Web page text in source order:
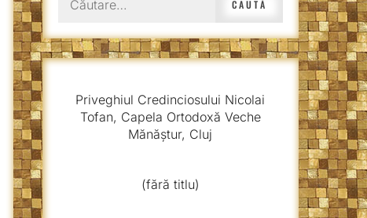
după:
Priveghiul Credinciosului Nicolai
Tofan, Capela Ortodoxă Veche
Mănăștur, Cluj
(fără titlu)